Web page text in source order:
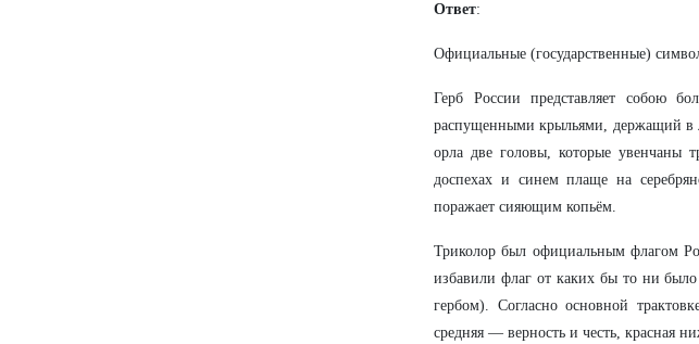
Ответ:
Официальные (государственные)
Герб России представляет собою
распущенными крыльями, держащий в
орла две головы, которые увенчаны
доспехах и синем плаще на
поражает сияющим копьём.
Триколор был официальным флагом
избавили флаг от каких бы то ни
гербом). Согласно основной
средняя — верность и честь, красная